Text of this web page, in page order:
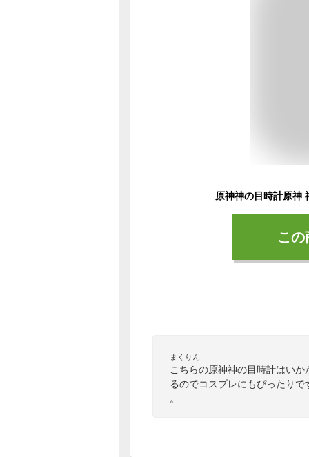
こ
まくりん
こちらの原神神の目時計はい
るのでコスプレにもぴったり
。